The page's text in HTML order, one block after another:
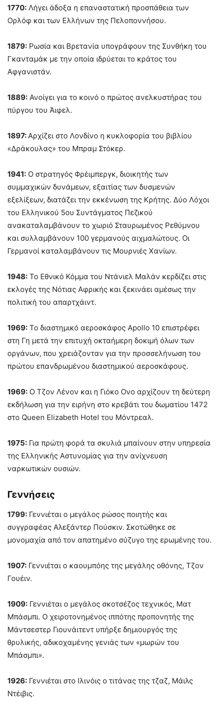
1770: Λήγει άδοξα η επαναστατική προσπάθεια των
Ορλόφ και των Ελλήνων της Πελοποννήσου.
1879: Ρωσία και Βρετανία υπογράφουν της Συνθήκη του
Γκανταμάκ με την οποία ιδρύεται το κράτος του
Αφγανιστάν.
1889: Ανοίγει για το κοινό ο πρώτος ανελκυστήρας του
πύργου του Άιφελ.
1897:Αρχίζει στο Λονδίνο η κυκλοφορία του βιβλίου
«Δράκουλας» του Μπραμ Στόκερ.
1941: Ο στρατηγός Φρέιμπεργκ, διοικητής των
συμμαχικών δυνάμεων, εξαιτίας των δυσμενών
εξελίξεων, διατάζει την εκκένωση της Κρήτης. Δύο Λόχοι
του Ελληνικού 5ου Συντάγματος Πεζικού
ανακαταλαμβάνουν το χωριό Σταυρωμένος Ρεθύμνου
και συλλαμβάνουν 100 γερμανούς αιχμαλώτους. Οι
Γερμανοί καταλαμβάνουν τις Μουρνιές Χανίων.
1948: Το Εθνικό Κόμμα του Ντάνιελ Μαλάν κερδίζει στις
εκλογές της Νότιας Αφρικής και ξεκινάει αμέσως την
πολιτική του απαρτχάιντ.
1969: Το διαστημικό αεροσκάφος Apollo 10 επιστρέφει
στη Γη μετά την επιτυχή οκταήμερη δοκιμή όλων των
οργάνων, που χρειάζονταν για την προσσελήνωση του
πρώτου επανδρωμένου διαστημικού αεροσκάφους.
1969: Ο Τζον Λένον και η Γιόκο Ονο αρχίζουν τη δεύτερη
εκδήλωση για την ειρήνη στο κρεβάτι του δωματίου 1472
στο Queen Elizabeth Hotel του Μόντρεαλ.
1975: Για πρώτη φορά τα σκυλιά μπαίνουν στην υπηρεσία
της Ελληνικής Αστυνομίας για την ανίχνευση
ναρκωτικών ουσιών.
Γεννήσεις
1799: Γεννιέται ο μεγάλος ρώσος ποιητής και
συγγραφέας Αλεξάντερ Πούσκιν. Σκοτώθηκε σε
μονομαχία από τον απατημένο σύζυγο της ερωμένης του.
1907: Γεννιέται ο καουμπόης της μεγάλης οθόνης, Τζον
Γουέιν.
1909: Γεννιέται ο μεγάλος σκοτσέζος τεχνικός, Ματ
Μπάσμπι. Ο χειροτονημένος ιππότης προπονητής της
Μάντσεστερ Γιουνάιτεντ υπήρξε δημιουργός της
θρυλικής, αδικοχαμένης γενιάς των «μωρών του
Μπάσμπι».
1926: Γεννιέται στο Ιλινόις ο τιτάνας της τζαζ, Μάιλς
Ντέιβις.